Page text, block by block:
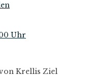
Uhr
Krellis Ziel